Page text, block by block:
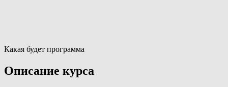
Какая будет программа
Описание курса